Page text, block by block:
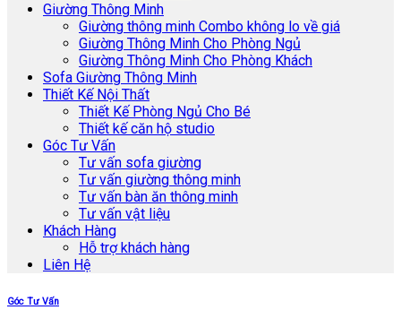
Giường Thông Minh
Giường thông minh Combo không lo về giá
Giường Thông Minh Cho Phòng Ngủ
Giường Thông Minh Cho Phòng Khách
Sofa Giường Thông Minh
Thiết Kế Nội Thất
Thiết Kế Phòng Ngủ Cho Bé
Thiết kế căn hộ studio
Góc Tư Vấn
Tư vấn sofa giường
Tư vấn giường thông minh
Tư vấn bàn ăn thông minh
Tư vấn vật liệu
Khách Hàng
Hỗ trợ khách hàng
Liên Hệ
Góc Tư Vấn